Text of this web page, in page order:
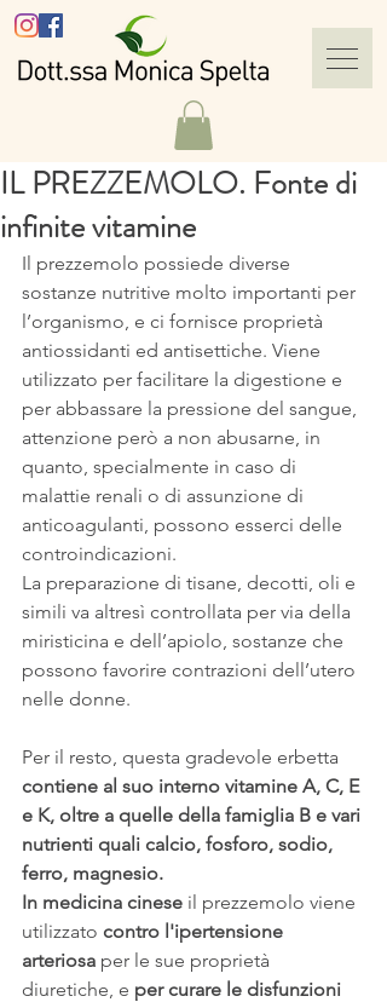
IL PREZZEMOLO. Fonte di
infinite vitamine
Il prezzemolo possiede diverse
sostanze nutritive molto importanti per
l’organismo, e ci fornisce proprietà
antiossidanti ed antisettiche. Viene
utilizzato per facilitare la digestione e
per abbassare la pressione del sangue,
attenzione però a non abusarne, in
quanto, specialmente in caso di
malattie renali o di assunzione di
anticoagulanti, possono esserci delle
controindicazioni.
La preparazione di tisane, decotti, oli e
simili va altresì controllata per via della
miristicina e dell’apiolo, sostanze che
possono favorire contrazioni dell’utero
nelle donne.
Per il resto, questa gradevole erbetta
contiene al suo interno vitamine A, C, E
e K, oltre a quelle della famiglia B e vari
nutrienti quali calcio, fosforo, sodio,
ferro, magnesio.
In medicina cinese il prezzemolo viene
utilizzato contro l'ipertensione
arteriosa per le sue proprietà
diuretiche, e per curare le disfunzioni